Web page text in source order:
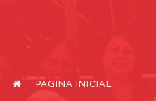
PÁGINA INICIAL